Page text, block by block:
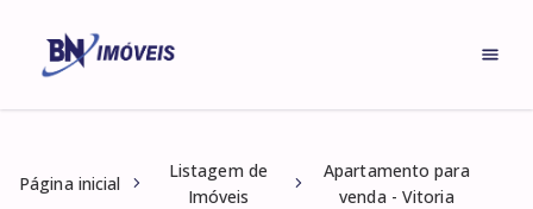
Página inicial
Listagem de
Imóveis
Apartamento para
venda - Vitoria